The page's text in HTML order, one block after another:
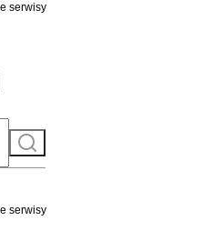
serwisy
Szukaj
serwisy